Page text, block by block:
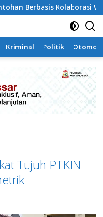
Kolaborasi Warga
Kriminal Politik
Tujuh PTKIN